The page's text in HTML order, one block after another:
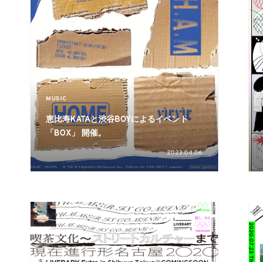
MUSIC
恵比寿KATAと渋谷BOYによるイベント
「BOX」 開催。
2023.04.06